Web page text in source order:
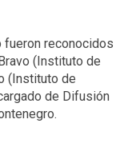
fueron reconocidos
(Instituto de
(Instituto de
de Difusión